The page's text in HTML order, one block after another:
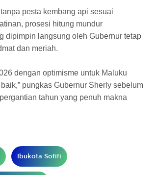
pesta kembang api sesuai
prosesi hitung mundur
dipimpin langsung oleh Gubernur tetap
dan meriah.
dengan optimisme untuk Maluku
pungkas Gubernur Sherly sebelum
tahun yang penuh makna
Ibukota Sofifi